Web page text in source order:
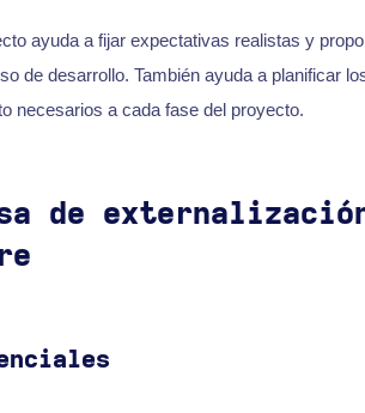
ayuda a fijar expectativas realistas y
de desarrollo. También ayuda a planificar
necesarios a cada fase del proyecto.
de